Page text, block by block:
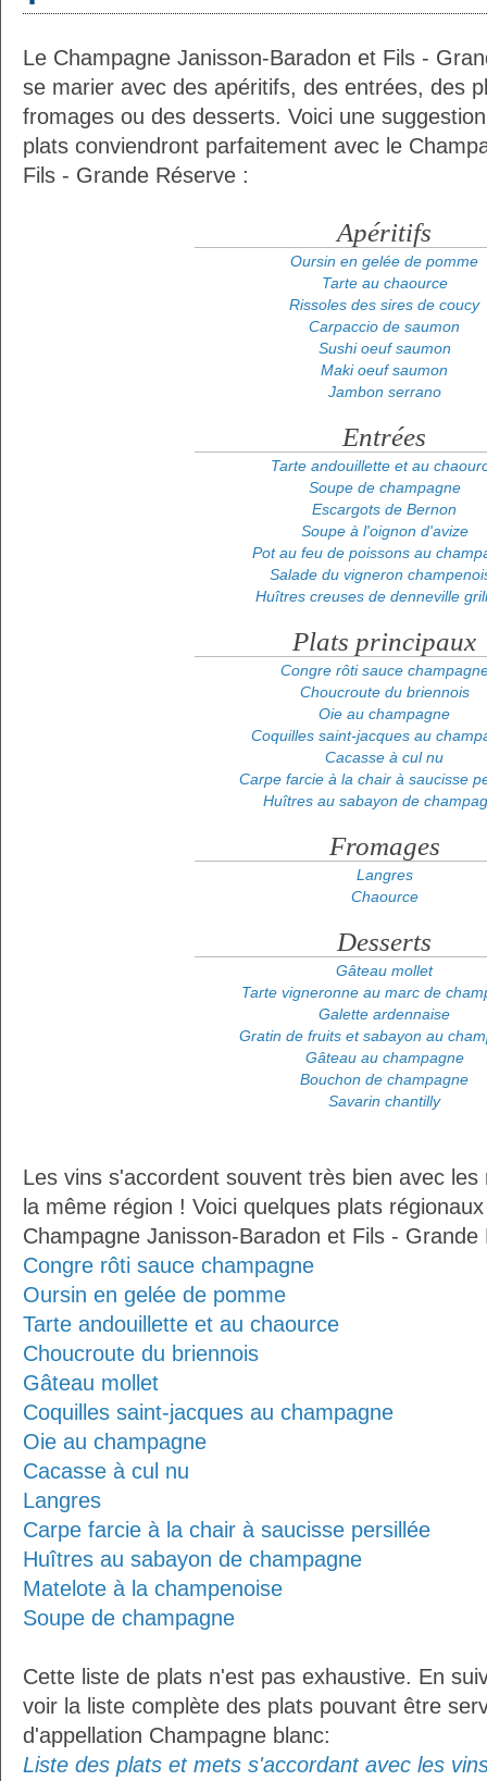
Le Champagne Janisson-Baradon et Fils -
se marier avec des apéritifs, des entrées, des
fromages ou des desserts. Voici une
plats conviendront parfaitement avec le
Fils - Grande Réserve :
Apéritifs
Oursin en gelée de pomme
Tarte au chaource
Rissoles des sires de coucy
Carpaccio de saumon
Sushi oeuf saumon
Maki oeuf saumon
Jambon serrano
Entrées
Tarte andouillette et au
Soupe de champagne
Escargots de Bernon
Soupe à l'oignon d'avize
Pot au feu de poissons au
Salade du vigneron
Huîtres creuses de denneville
Plats principaux
Congre rôti sauce
Choucroute du briennois
Oie au champagne
Coquilles saint-jacques au
Cacasse à cul nu
Carpe farcie à la chair à saucisse
Huîtres au sabayon de
Fromages
Langres
Chaource
Desserts
Gâteau mollet
Tarte vigneronne au marc de
Galette ardennaise
Gratin de fruits et sabayon au
Gâteau au champagne
Bouchon de champagne
Savarin chantilly
Les vins s'accordent souvent très bien avec
la même région ! Voici quelques plats
Champagne Janisson-Baradon et Fils - Grande
Congre rôti sauce champagne
Oursin en gelée de pomme
Tarte andouillette et au chaource
Choucroute du briennois
Gâteau mollet
Coquilles saint-jacques au champagne
Oie au champagne
Cacasse à cul nu
Langres
Carpe farcie à la chair à saucisse persillée
Huîtres au sabayon de champagne
Matelote à la champenoise
Soupe de champagne
Cette liste de plats n'est pas exhaustive. En
voir la liste complète des plats pouvant être
d'appellation Champagne blanc:
Liste des plats et mets s'accordant avec les